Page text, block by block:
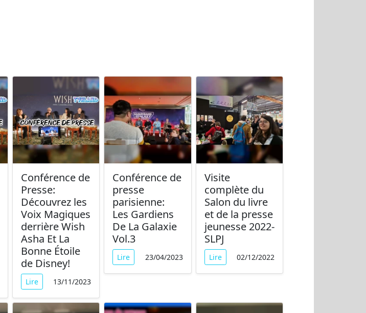
Conférence de
Presse:
Découvrez les
Voix Magiques
derrière Wish
Asha Et La
Bonne Étoile
de Disney!
Lire 13/11/2023
Conférence de
presse
parisienne:
Les Gardiens
De La Galaxie
Vol.3
Lire 23/04/2023
Visite
complète du
Salon du livre
et de la presse
jeunesse 2022-
SLPJ
Lire 02/12/2022